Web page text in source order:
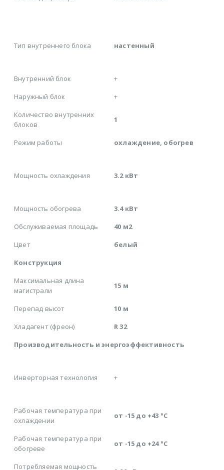
Тип внутреннего блока настенный
Внутренний блок
+
Наружный блок
+
Количество внутренних
блоков
1
Режим работы охлаждение, обогрев
Мощность охлаждения 3.2 кВт
Мощность обогрева
3.4 кВт
Обслуживаемая площадь
40 м2
Цвет
белый
Конструкция
Максимальная длина
магистрали
15 м
Перепад высот
10 м
Хладагент (фреон)
R 32
Производительность и энергоэффективность
Инверторная технология +
Рабочая температура при
охлаждении
от -15 до +43 °C
Рабочая температура при
обогреве
от -15 до +24 °C
Потребляемая мощность